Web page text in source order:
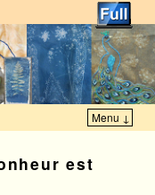
Menu ↓
est